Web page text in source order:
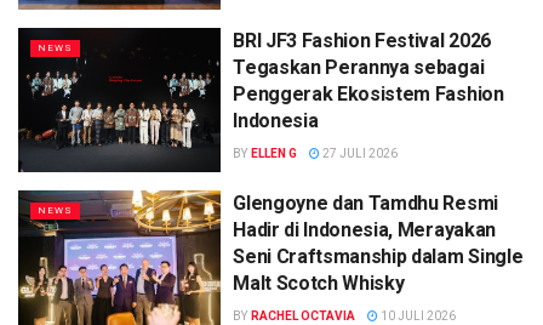
NEWS
BRI JF3 Fashion Festival 2026
Tegaskan Perannya sebagai
Penggerak Ekosistem Fashion
Indonesia
BY ELLEN G 27 JULI 2026
NEWS
Glengoyne dan Tamdhu Resmi
Hadir di Indonesia, Merayakan
Seni Craftsmanship dalam Single
Malt Scotch Whisky
BY RACHEL OCTAVIA 10 JULI 2026